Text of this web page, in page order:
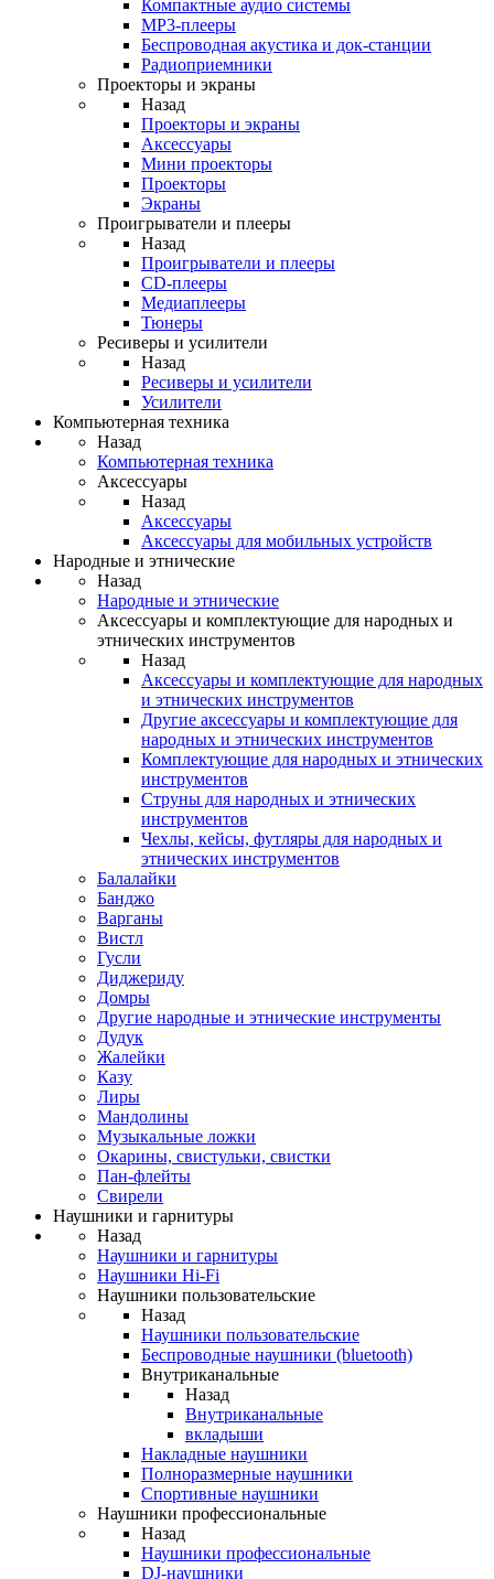
Компактные аудио системы
MP3-плееры
Беспроводная акустика и док-станции
Радиоприемники
Проекторы и экраны
Назад
Проекторы и экраны
Аксессуары
Мини проекторы
Проекторы
Экраны
Проигрыватели и плееры
Назад
Проигрыватели и плееры
CD-плееры
Медиаплееры
Тюнеры
Ресиверы и усилители
Назад
Ресиверы и усилители
Усилители
Компьютерная техника
Назад
Компьютерная техника
Аксессуары
Назад
Аксессуары
Аксессуары для мобильных устройств
Народные и этнические
Назад
Народные и этнические
Аксессуары и комплектующие для народных и
этнических инструментов
Назад
Аксессуары и комплектующие для народных
и этнических инструментов
Другие аксессуары и комплектующие для
народных и этнических инструментов
Комплектующие для народных и этнических
инструментов
Струны для народных и этнических
инструментов
Чехлы, кейсы, футляры для народных и
этнических инструментов
Балалайки
Банджо
Варганы
Вистл
Гусли
Диджериду
Домры
Другие народные и этнические инструменты
Дудук
Жалейки
Казу
Лиры
Мандолины
Музыкальные ложки
Окарины, свистульки, свистки
Пан-флейты
Свирели
Наушники и гарнитуры
Назад
Наушники и гарнитуры
Наушники Hi-Fi
Наушники пользовательские
Назад
Наушники пользовательские
Беспроводные наушники (bluetooth)
Внутриканальные
Назад
Внутриканальные
вкладыши
Накладные наушники
Полноразмерные наушники
Спортивные наушники
Наушники профессиональные
Назад
Наушники профессиональные
DJ-наушники